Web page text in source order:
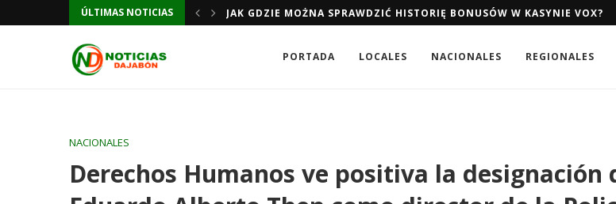
ÚLTIMAS NOTICIAS JAK GDZIE MOŻNA SPRAWDZIĆ HISTORIĘ BONUSÓW W KASYNIE VOX?
PORTADA LOCALES NACIONALES REGIONALES
NACIONALES
Derechos Humanos ve positiva la designación